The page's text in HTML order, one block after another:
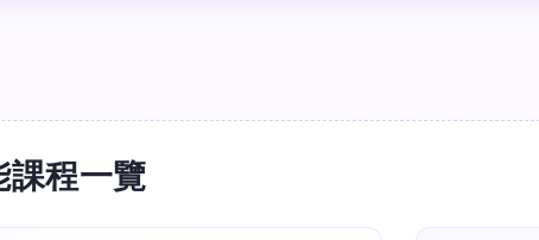
課程一覽